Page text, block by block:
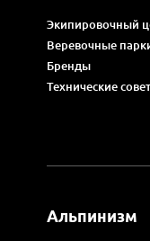
Экипировочный
Веревочные
Бренды
Технические
Альпинизм